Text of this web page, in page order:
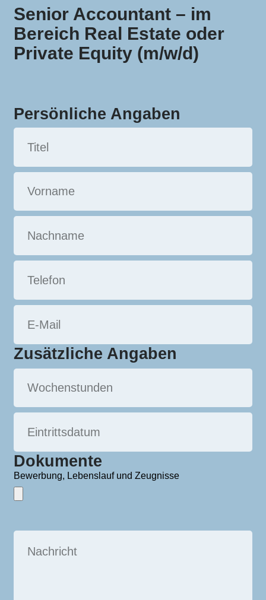
Senior Accountant – im
Bereich Real Estate oder
Private Equity (m/w/d)
Important
Persönliche Angaben
Zusätzliche Angaben
Dokumente
Bewerbung, Lebenslauf und Zeugnisse